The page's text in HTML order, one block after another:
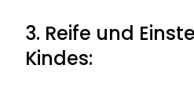
3. Reife und
Kindes: